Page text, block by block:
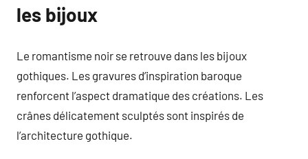
les bijoux
Le romantisme noir se retrouve dans les bijoux
gothiques. Les gravures d’inspiration baroque
renforcent l’aspect dramatique des créations. Les
crânes délicatement sculptés sont inspirés de
l’architecture gothique.